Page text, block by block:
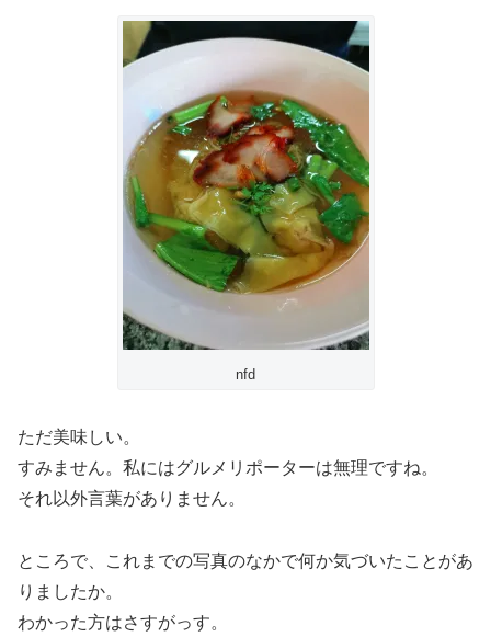
nfd
ただ美味しい。
すみません。私にはグルメリポーターは無理ですね。
それ以外言葉がありません。
ところで、これまでの写真のなかで何か気づいたことがあ
りましたか。
わかった方はさすがっす。